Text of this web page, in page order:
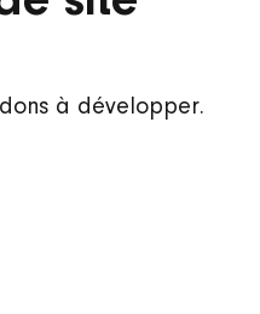
à développer.